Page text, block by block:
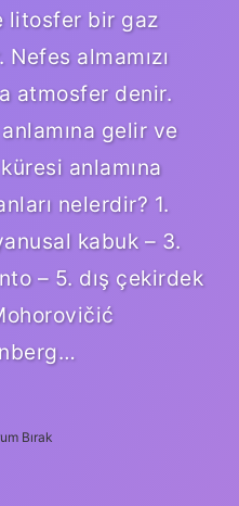
litosfer bir gaz
almamızı
atmosfer denir.
gelir ve
anlamına
nelerdir? 1.
kabuk – 3.
– 5. dış çekirdek
Bırak